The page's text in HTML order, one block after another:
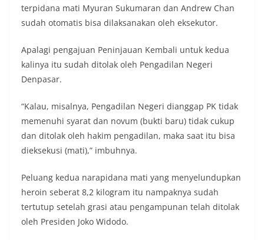
terpidana mati Myuran Sukumaran dan Andrew Chan
sudah otomatis bisa dilaksanakan oleh eksekutor.
Apalagi pengajuan Peninjauan Kembali untuk kedua
kalinya itu sudah ditolak oleh Pengadilan Negeri
Denpasar.
“Kalau, misalnya, Pengadilan Negeri dianggap PK tidak
memenuhi syarat dan novum (bukti baru) tidak cukup
dan ditolak oleh hakim pengadilan, maka saat itu bisa
dieksekusi (mati),” imbuhnya.
Peluang kedua narapidana mati yang menyelundupkan
heroin seberat 8,2 kilogram itu nampaknya sudah
tertutup setelah grasi atau pengampunan telah ditolak
oleh Presiden Joko Widodo.